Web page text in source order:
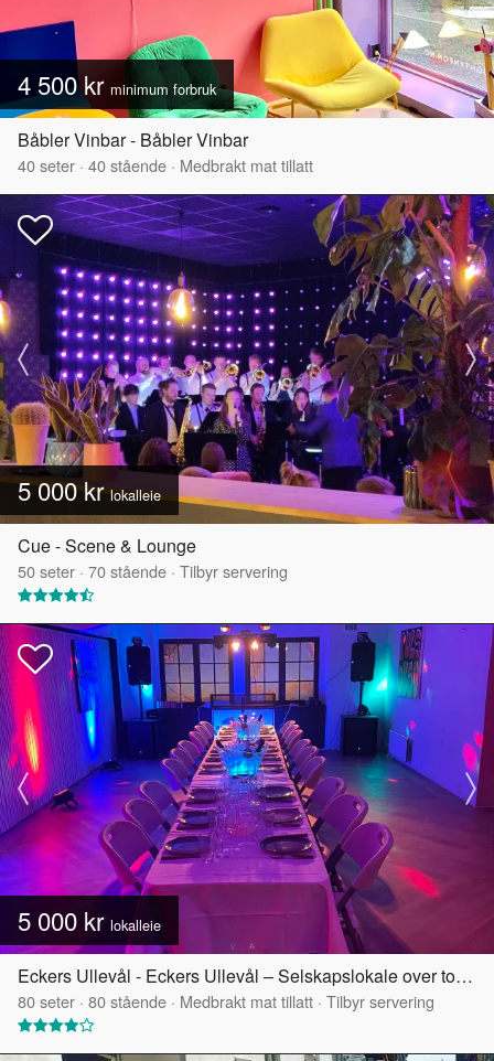
4 500 kr minimum forbruk
Båbler Vinbar - Båbler Vinbar
40seter · 40stående · Medbrakt mat tillatt
5 000 krlokalleie
Cue - Scene & Lounge
50seter · 70stående · Tilbyr servering
5 000 kr lokalleie
Eckers Ullevål - Eckers Ullevål – Selskapslokale over to etasjer
80seter · 80stående · Medbrakt mat tillatt · Tilbyr servering